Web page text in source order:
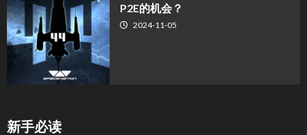
P2E的机会？
2024-11-05
新手必读